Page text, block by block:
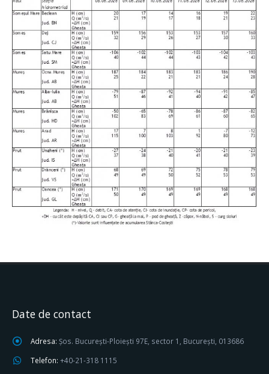
Date de contact
Adresa: Șos. București-Ploiești 97E, sector 1, București, 013686
Telefon: +40-21-318 1115